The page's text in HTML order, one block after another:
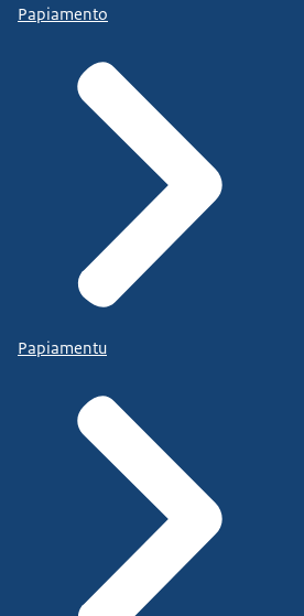
Papiamento
Papiamentu